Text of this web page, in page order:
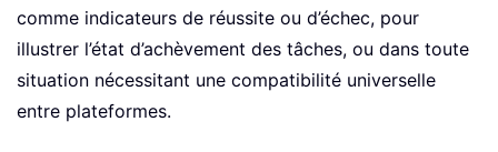
comme indicateurs de réussite ou d’échec, pour
illustrer l’état d’achèvement des tâches, ou dans toute
situation nécessitant une compatibilité universelle
entre plateformes.